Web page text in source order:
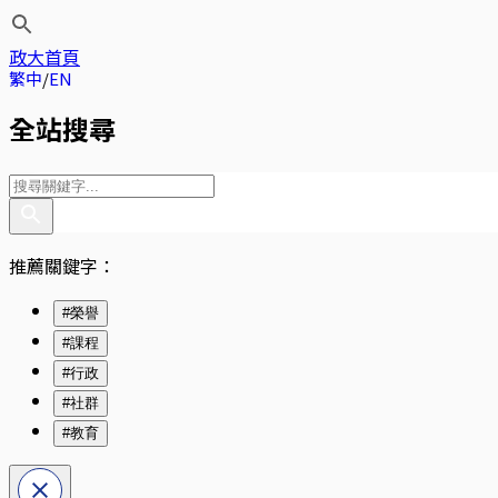
政大首頁
繁中 EN
全站搜尋
推薦關鍵字：
#榮譽
#課程
#行政
#社群
#教育